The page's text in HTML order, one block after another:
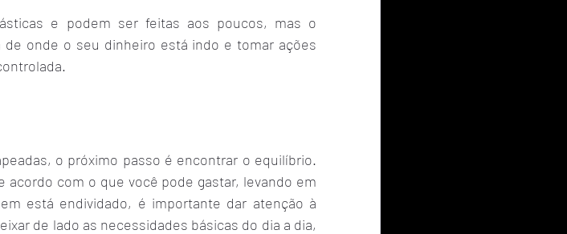
e podem ser feitas aos poucos, mas o
onde o seu dinheiro está indo e tomar ações
o próximo passo é encontrar o equilíbrio.
com o que você pode gastar, levando em
está endividado, é importante dar atenção à
de lado as necessidades básicas do dia a dia,